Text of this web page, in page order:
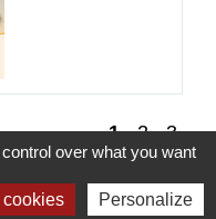
1 -2 -3
over what you want
Personalize